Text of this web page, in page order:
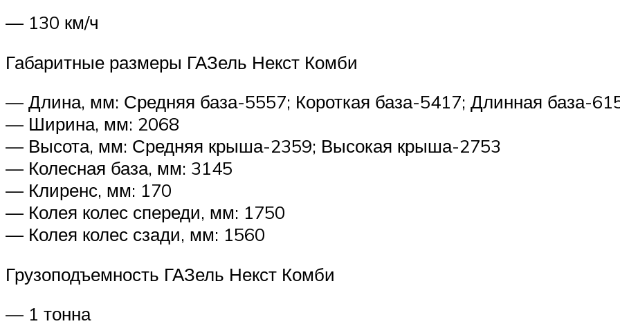
— 130 км/ч
Габаритные размеры ГАЗель Некст Комби
— Длина, мм: Средняя база-5557; Короткая база-5417; Длинная база-
— Ширина, мм: 2068
— Высота, мм: Средняя крыша-2359; Высокая крыша-2753
— Колесная база, мм: 3145
— Клиренс, мм: 170
— Колея колес спереди, мм: 1750
— Колея колес сзади, мм: 1560
Грузоподъемность ГАЗель Некст Комби
— 1 тонна